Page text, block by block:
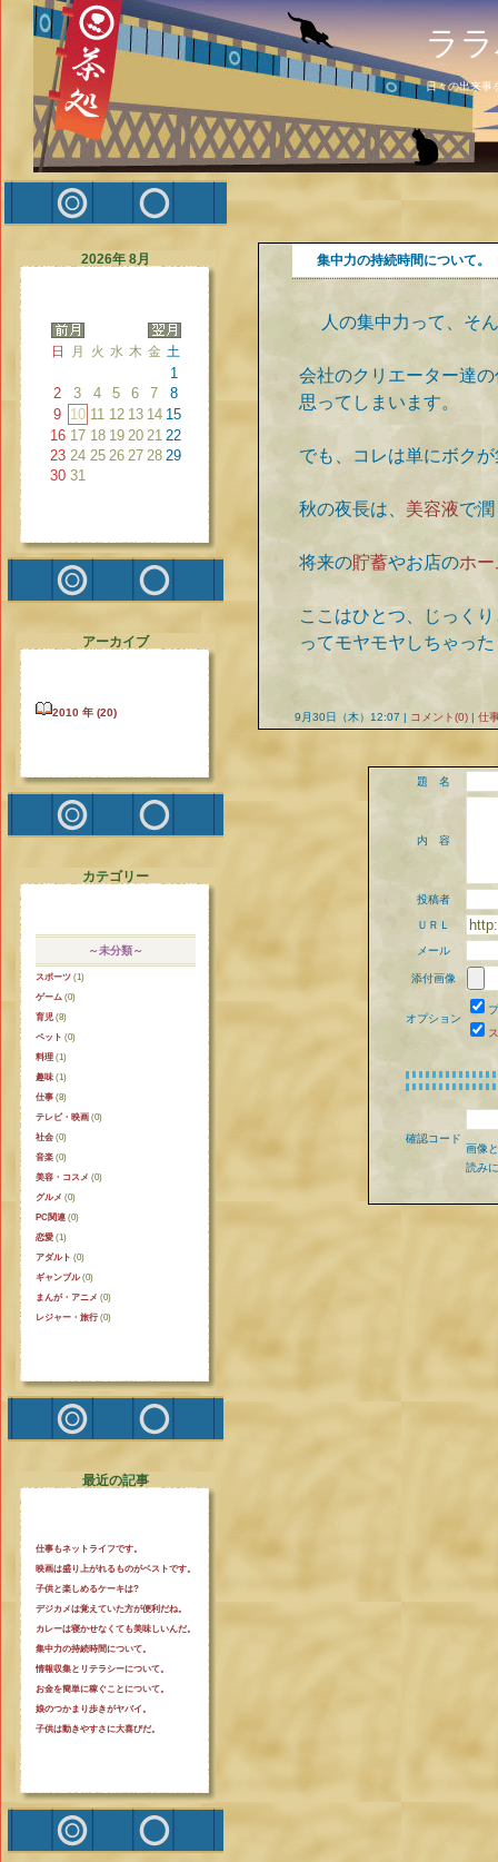
ラ
日々の出来事
2026年 8月
日 月 火 水 木 金 土
1
2
3 4 5 6 7
8
9 10 11 12 13 14 15
16 17 18 19 20 21 22
23 24 25 26 27 28 29
30 31
アーカイブ
2010 年 (20)
カテゴリー
～未分類～
スポーツ (1)
ゲーム (0)
育児 (8)
ペット (0)
料理 (1)
趣味 (1)
仕事 (8)
テレビ・映画 (0)
社会 (0)
音楽 (0)
美容・コスメ (0)
グルメ (0)
PC関連 (0)
恋愛 (1)
アダルト (0)
ギャンブル(0)
まんが・アニメ (0)
レジャー・旅行 (0)
最近の記事
仕事もネットライフです。
映画は盛り上がれるものがベストです。
子供と楽しめるケーキは?
デジカメは覚えていた方が便利だね。
カレーは寝かせなくても美味しいんだ。
集中力の持続時間について。
情報収集とリテラシーについて。
お金を簡単に稼ぐことについて。
娘のつかまり歩きがヤバイ。
子供は動きやすさに大喜びだ。
集中力の持続時間について。
人の集中力って、そ
会社のクリエーター達
思ってしまいます。
でも、コレは単にボク
秋の夜長は、 美容液で
将来の貯蓄やお店のホ
ここはひとつ、じっく
ってモヤモヤしちゃっ
9月30日（木）12:07 | コメント(0) | 仕
題 名
内 容
投稿者
ＵＲＬ
メール
添付画像
オプション
確認コード
画像
読み